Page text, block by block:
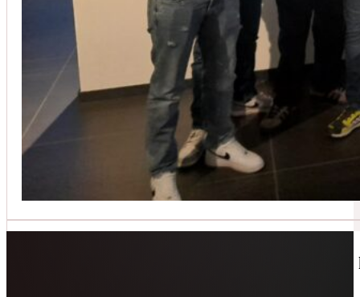
🔧 Geräte-Retter-Prämie – Weil
Jetzt kontaktieren